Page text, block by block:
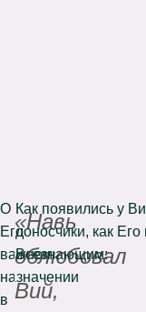
О
Его
важном
назначении
в
«Навь
облюбовал
Вий,
Как появились у
доносчики, как
Всезнающим: